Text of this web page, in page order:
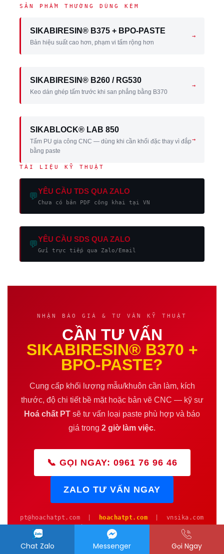
SẢN PHẨM THƯỜNG DÙNG KÈM
SIKABIRESIN® B375 + BPO-PASTE
Bản hiệu suất cao hơn, phạm vi tấm rộng hơn
→
SIKABIRESIN® B260 / RG530
Keo dán ghép tấm trước khi san phẳng bằng B370
→
SIKABLOCK® LAB 850
Tấm PU gia công CNC — dùng khi cần khối đặc thay vì đắp
bằng paste
→
TÀI LIỆU KỸ THUẬT
💬YÊU CẦU TDS QUA ZALO
Chưa có bản PDF công khai tại VN
💬YÊU CẦU SDS QUA ZALO
Gửi trực tiếp qua Zalo/Email
NHẬN BÁO GIÁ & TƯ VẤN KỸ THUẬT
CẦN TƯ VẤN
SIKABIRESIN® B370 +
BPO-PASTE?
Cung cấp khối lượng mẫu/khuôn cần làm, kích
thước, độ chi tiết bề mặt hoặc bản vẽ CNC — kỹ sư
Hoá chất PT sẽ tư vấn loại paste phù hợp và báo
giá trong 2 giờ làm việc.
📞 GỌI NGAY: 0961 76 96 46
ZALO TƯ VẤN NGAY
pt@hoachatpt.com | hoachatpt.com | vnsika.com
Chat Zalo Messenger Gọi Ngay